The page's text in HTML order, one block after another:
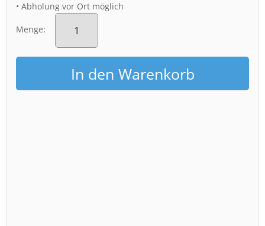
• Abholung vor Ort möglich
Menge:
Fotoabzug
(01279)
Kriebstein
Menge
In den Warenkorb